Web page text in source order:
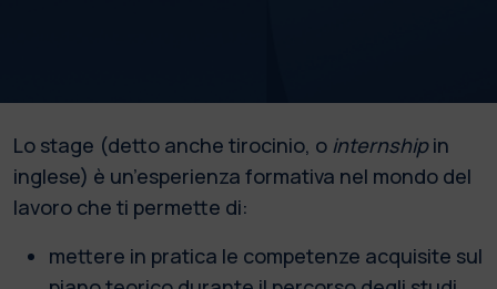
Lo stage (detto anche tirocinio, o internshipin
inglese) è un’esperienza formativa nel mondo del
lavoro che ti permette di:
mettere in pratica le competenze acquisite sul